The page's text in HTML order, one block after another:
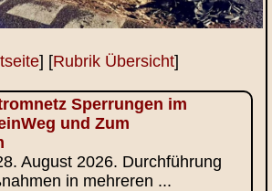
] [Rubrik Übersicht]
Sperrungen im
und Zum
August 2026. Durchführung
in mehreren ...